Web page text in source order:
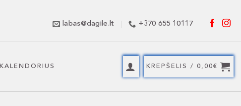
labas@dagile.lt +370 655 10117
KALENDORIUS KREPŠELIS / 0,00€